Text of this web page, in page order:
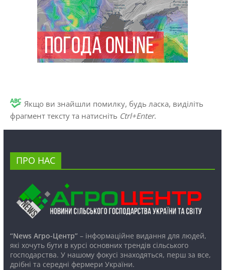
Якщо ви знайшли помилку, будь ласка, виділіть
фрагмент тексту та натисніть Ctrl+Enter.
ПРО НАС
“News Агро-Центр”– інформаційне видання для людей,
які хочуть бути в курсі основних трендів сільського
господарства. У нашому фокусі знаходяться, перш за все,
дрібні та середні фермери України.